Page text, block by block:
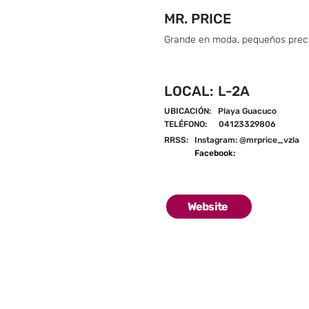
MR. PRICE
Grande en moda, pequeños
LOCAL: L-2A
UBICACIÓN:
TELÉFONO:
Playa Guacuco
04123329806
RRSS:
Instagram: @mrprice_vzla
Facebook:
Website